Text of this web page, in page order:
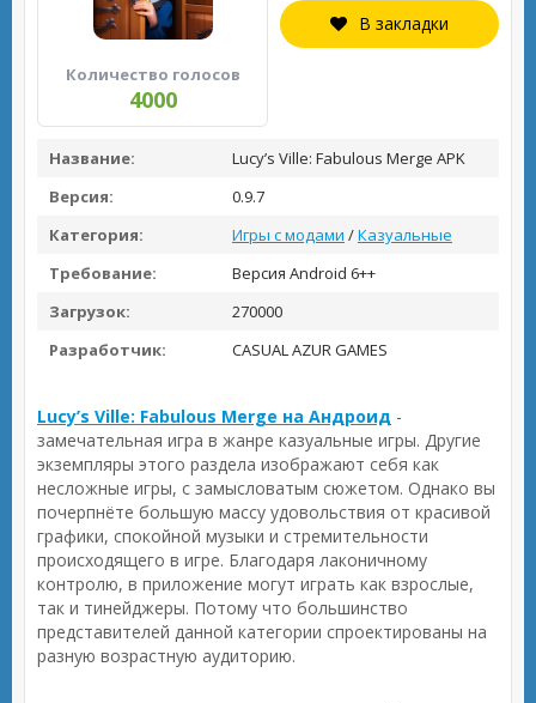
Количество голосов
4000
В закладки
Название:
Lucy’s Ville: Fabulous Merge APK
Версия:
0.9.7
Категория:
Игры с модами /Казуальные
Требование:
Версия Android 6++
Загрузок:
270000
Разработчик:
CASUAL AZUR GAMES
Lucy’s Ville: Fabulous Merge на Андроид -
замечательная игра в жанре казуальные игры. Другие
экземпляры этого раздела изображают себя как
несложные игры, с замысловатым сюжетом. Однако вы
почерпнёте большую массу удовольствия от красивой
графики, спокойной музыки и стремительности
происходящего в игре. Благодаря лаконичному
контролю, в приложение могут играть как взрослые,
так и тинейджеры. Потому что большинство
представителей данной категории спроектированы на
разную возрастную аудиторию.